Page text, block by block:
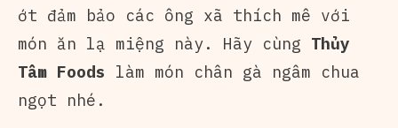
ớt đảm bảo các ông xã thích mê với
món ăn lạ miệng này. Hãy cùng Thủy
Tâm Foods làm món chân gà ngâm chua
ngọt nhé.